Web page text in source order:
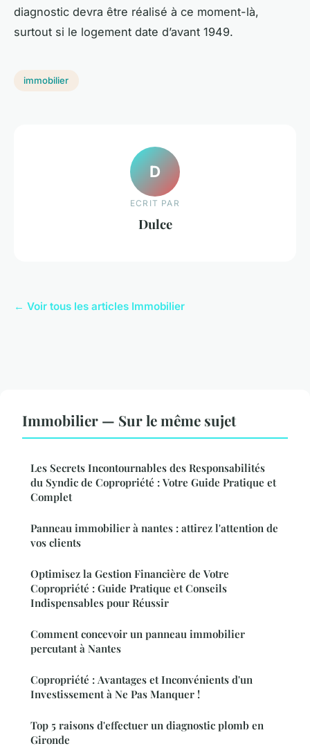
diagnostic devra être réalisé à ce moment-là,
surtout si le logement date d’avant 1949.
immobilier
D
ECRIT PAR
Dulce
← Voir tous les articles Immobilier
Immobilier — Sur le même sujet
Les Secrets Incontournables des Responsabilités
du Syndic de Copropriété : Votre Guide Pratique et
Complet
Panneau immobilier à nantes : attirez l'attention de
vos clients
Optimisez la Gestion Financière de Votre
Copropriété : Guide Pratique et Conseils
Indispensables pour Réussir
Comment concevoir un panneau immobilier
percutant à Nantes
Copropriété : Avantages et Inconvénients d'un
Investissement à Ne Pas Manquer !
Top 5 raisons d'effectuer un diagnostic plomb en
Gironde